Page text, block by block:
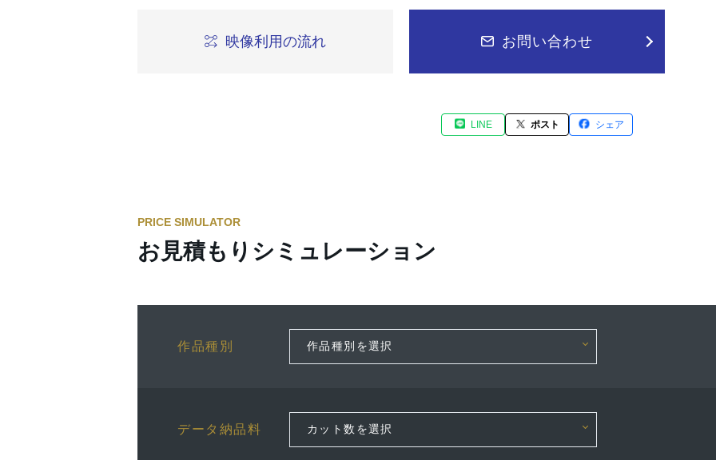
映像利用の流れ お問い合わせ
LINE ポスト シェア
PRICE SIMULATOR
お見積もりシミュレーション
作品種別
データ納品料